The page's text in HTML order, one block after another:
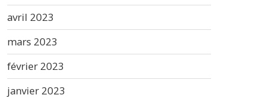
avril 2023
mars 2023
février 2023
janvier 2023